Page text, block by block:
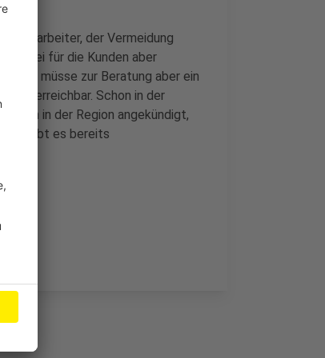
Mitarbeiter, der Vermeidung
sei für die Kunden aber
Es müsse zur Beratung aber ein
erreichbar. Schon in der
in der Region angekündigt,
gibt es bereits